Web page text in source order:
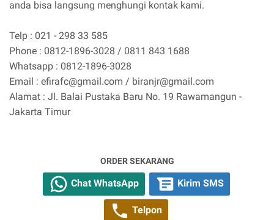
anda bisa langsung menghungi kontak kami.
Telp : 021 - 298 33 585
Phone : 0812-1896-3028 / 0811 843 1688
Whatsapp : 0812-1896-3028
Email : efirafc@gmail.com / biranjr@gmail.com
Alamat : Jl. Balai Pustaka Baru No. 19 Rawamangun -
Jakarta Timur
ORDER SEKARANG
Chat WhatsApp Kirim SMS
Telpon